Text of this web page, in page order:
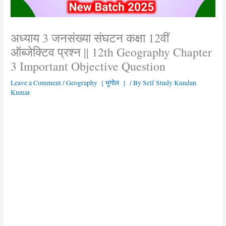
अध्याय 3 जनसंख्या संघटन कक्षा 12वीं
ऑब्जेक्टिव प्रश्न || 12th Geography Chapter
3 Important Objective Question
Leave a Comment/Geography [ भूगोल ] / BySelf Study Kundan
Kumar